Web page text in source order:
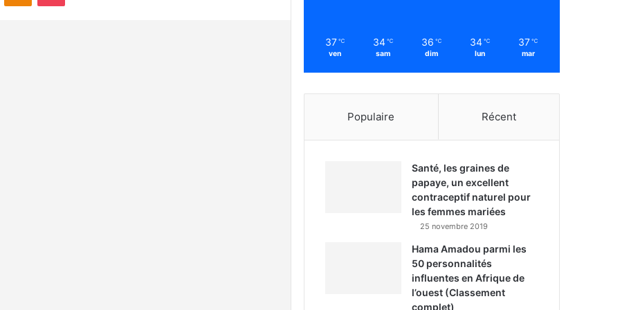
37 ℃
ven
34 ℃
sam
36 ℃
dim
34 ℃
lun
37 ℃
mar
Populaire Récent
Santé, les graines de
papaye, un excellent
contraceptif naturel pour
les femmes mariées
25 novembre 2019
Hama Amadou parmi les
50 personnalités
influentes en Afrique de
l’ouest (Classement
complet)